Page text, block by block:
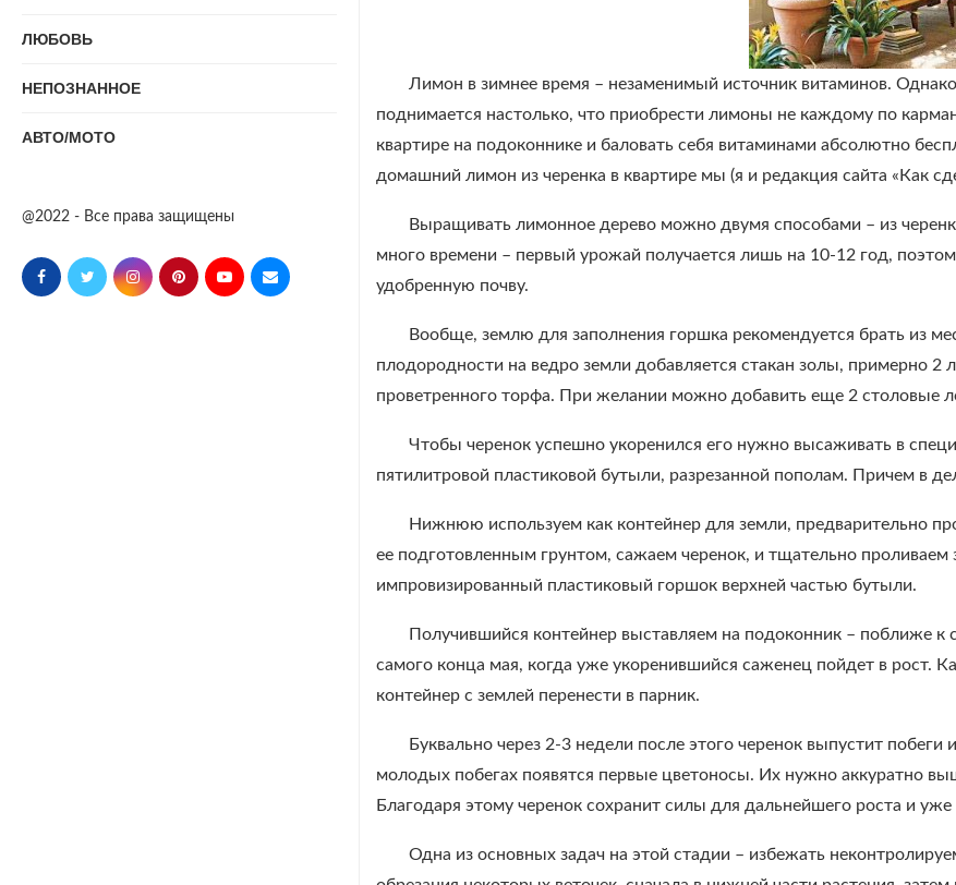
ЛЮБОВЬ
НЕПОЗНАННОЕ
АВТО/МОТО
@2022 - Все права защищены
Лимон в зимнее время – незаменимый источник витаминов.
поднимается настолько, что приобрести лимоны не каждому по
квартире на подоконнике и баловать себя витаминами абсолютно
домашний лимон из черенка в квартире мы (я и редакция сайта «Как
Выращивать лимонное дерево можно двумя способами – из
много времени – первый урожай получается лишь на 10-12 год,
удобренную почву.
Вообще, землю для заполнения горшка рекомендуется брать из
плодородности на ведро земли добавляется стакан золы, примерно 2
проветренного торфа. При желании можно добавить еще 2 столовые
Чтобы черенок успешно укоренился его нужно высаживать в
пятилитровой пластиковой бутыли, разрезанной пополам. Причем в
Нижнюю используем как контейнер для земли, предварительно
ее подготовленным грунтом, сажаем черенок, и тщательно
импровизированный пластиковый горшок верхней частью бутыли.
Получившийся контейнер выставляем на подоконник – поближе
самого конца мая, когда уже укоренившийся саженец пойдет в рост.
контейнер с землей перенести в парник.
Буквально через 2-3 недели после этого черенок выпустит
молодых побегах появятся первые цветоносы. Их нужно аккуратно
Благодаря этому черенок сохранит силы для дальнейшего роста и
Одна из основных задач на этой стадии – избежать